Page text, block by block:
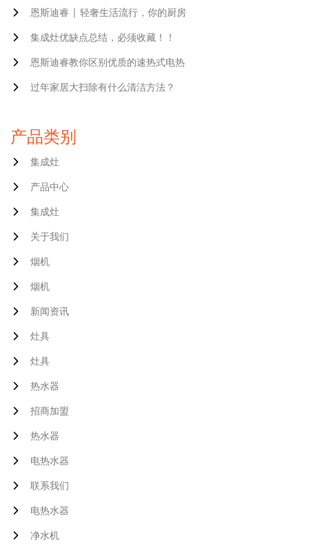
恩斯迪睿 | 轻奢生活流行，你的厨房
集成灶优缺点总结，必须收藏！！
恩斯迪睿教你区别优质的速热式电热
过年家居大扫除有什么清洁方法？
产品类别
集成灶
产品中心
集成灶
关于我们
烟机
烟机
新闻资讯
灶具
灶具
热水器
招商加盟
热水器
电热水器
联系我们
电热水器
净水机